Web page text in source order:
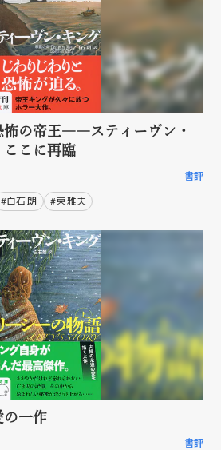
怖の帝王――スティーヴン・
ここに再臨
書評
#白石 朗 #東 雅夫
一作
書評